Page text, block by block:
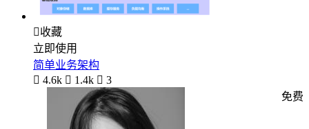
收藏
立即使用
简单业务架构
 4.6k  1.4k  3
免费